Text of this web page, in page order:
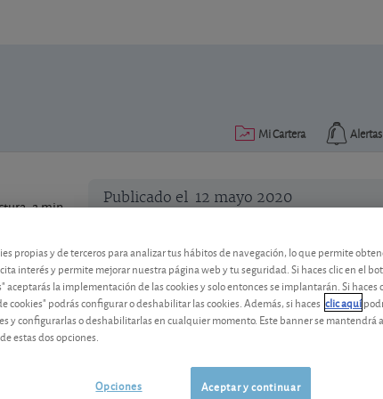
Alertas
Mi Cartera
2 min. Publicado el 12 mayo 2020
Telefônica Brasil, buen
Pero la fuerte caída del real brasileño
propias y de terceros para analizar tus hábitos de navegación, lo que permite
interés y permite mejorar nuestra página web y tu seguridad. Si haces clic en el
aceptarás la implementación de las cookies y solo entonces se implantarán. Si haces
cookies" podrás configurar o deshabilitar las cookies. Además, si haces clic aquí
y configurarlas o deshabilitarlas en cualquier momento. Este banner se mantendrá
estas dos opciones.
Aceptar y continuar
Opciones